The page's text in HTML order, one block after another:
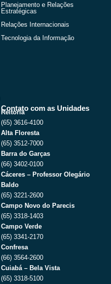
Planejamento e Relações
Estratégicas
Relações Internacionais
Tecnologia da Informação
Contato com as Unidades
Reitoria
(65) 3616-4100
Alta Floresta
(65) 3512-7000
Barra do Garças
(66) 3402-0100
Cáceres – Professor Olegário
Baldo
(65) 3221-2600
Campo Novo do Parecis
(65) 3318-1403
Campo Verde
(65) 3341-2170
Confresa
(66) 3564-2600
Cuiabá – Bela Vista
(65) 3318-5100